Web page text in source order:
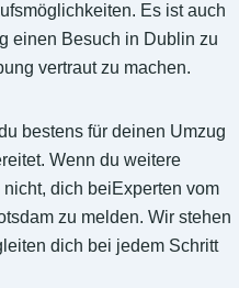
Es ist auch
einen Besuch in Dublin zu
vertraut zu machen.
bestens für deinen Umzug
Wenn du weitere
dich beiExperten vom
zu melden. Wir stehen
dich bei jedem Schritt